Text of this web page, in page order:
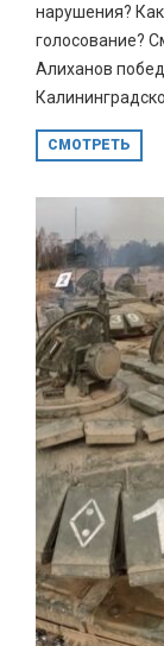
нарушения?
голосование?
Алиханов
СМОТРЕТЬ